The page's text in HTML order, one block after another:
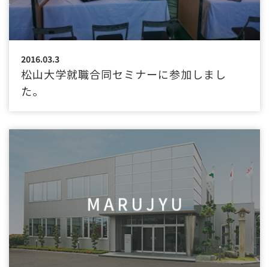
2016.03.3
松山大学就職合同セミナーに参加しまし
た。